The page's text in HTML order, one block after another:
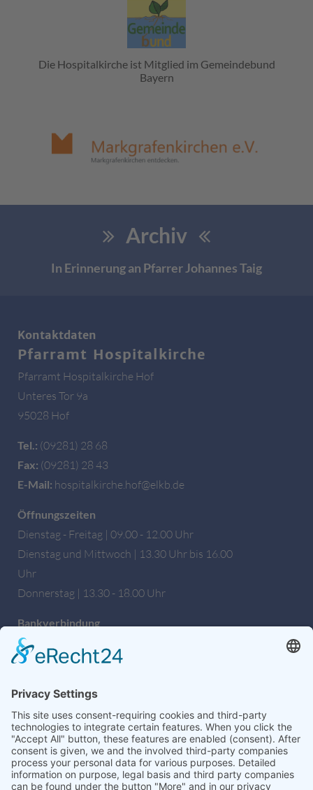
Die Hospitalkirche ist Mitglied im Gemeindebund
Bayern
Archiv
In Erinnerung an Pfarrer Johannes Taig
Kontaktdaten
Pfarramt Hospitalkirche
Pfarramt Hospitalkirche Hof
Unteres Tor 9a
95028 Hof
Tel.: (09281) 28 68
Fax: (09281) 28 43
E-Mail: hospitalkirche.hof@elkb.de
Öffnungszeiten
Dienstag - Freitag | 09.00 - 12.00 Uhr
Dienstag und Mittwoch | 13.30 Uhr bis 16.00
Uhr
Donnerstag | 13.30 - 18.00 Uhr
Bankverbindung
Sparkasse Hochfranken
IBAN: DE27 7805 0000 0222 1672 56
Wir sind auch auf Facebook!